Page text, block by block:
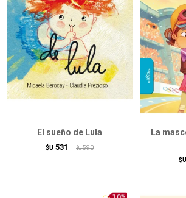
El sueño de Lula
$U 531 $U 590
La
$U